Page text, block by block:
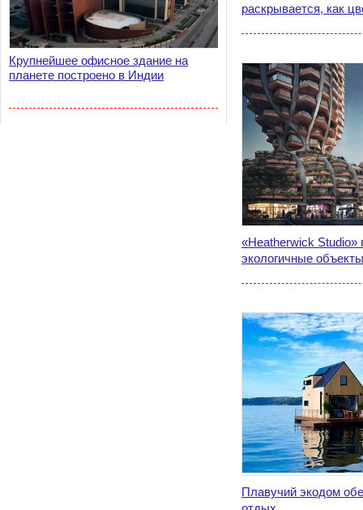
Крупнейшее офисное здание на
планете построено в Индии
раскрывается, как
«Heatherwick Studio»
экологичные
Плавучий экодом